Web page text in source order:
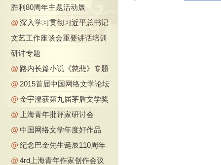
胜利80周年主题活动展
@ 深入学习贯彻习近平总书记
文艺工作座谈会重要讲话培训
研讨专题
@ 路内长篇小说《慈悲》专题
@ 2015首届中国网络文学论坛
@ 金宇澄获第九届茅盾文学奖
@
上海青年批评家研讨会
@ 中国网络文学年度好作品
@ 纪念巴金先生诞辰110周年
@ 4rd上海青年作家创作会议